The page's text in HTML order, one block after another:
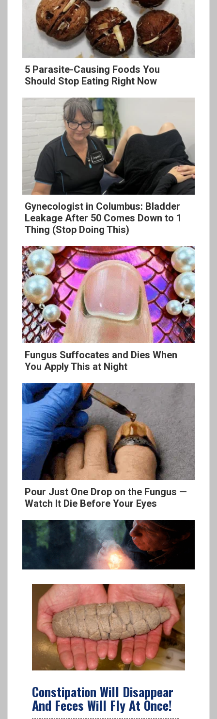
5 Parasite-Causing Foods You
Should Stop Eating Right Now
Gynecologist in Columbus: Bladder
Leakage After 50 Comes Down to 1
Thing (Stop Doing This)
Fungus Suffocates and Dies When
You Apply This at Night
Pour Just One Drop on the Fungus —
Watch It Die Before Your Eyes
Constipation Will Disappear
And Feces Will Fly At Once!